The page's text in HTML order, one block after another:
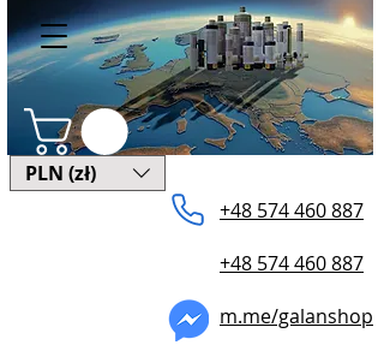
+48 574 460 887
+48 574 460 887
m.me/galanshop
PLN (zł)